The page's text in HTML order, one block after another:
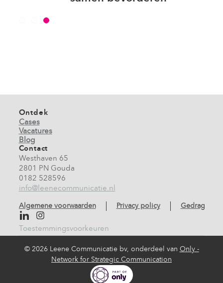
Ontdek
Cases
Vacatures
Blog
Contact
Westhaven 65
2801 PN Gouda
0182 528596
info@leenecommunicatie.nl
Algemene voorwaarden Privacy policy
Toestemmingsvoorkeuren
© 2026 Leene Communicatie bv, onderdeel van Only -
Network for Strategic Communication